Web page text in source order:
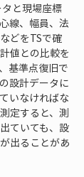
と現場座標
線、幅員、法
どをTSで確
値との比較を
基準点復旧で
設計データに
いなければな
定すると、測
ていても、設
出ることがあ